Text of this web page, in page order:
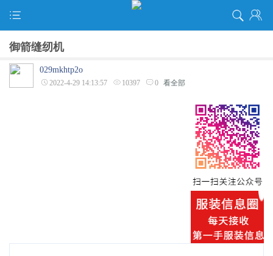
御箭缝纫机
029mkhtp2o
2022-4-29 14:13:57 10397 0 看全部